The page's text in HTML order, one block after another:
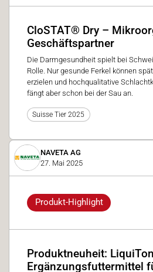
CloSTAT® Dry –
Geschäftspartner
Die Darmgesundheit spielt bei
Rolle. Nur gesunde Ferkel können
erzielen und hochqualitative
fängt aber schon bei der Sau an.
Suisse Tier 2025
NAVETA AG
27. Mai 2025
Produkt-Highlight
Produktneuheit:
Ergänzungsfuttermittel